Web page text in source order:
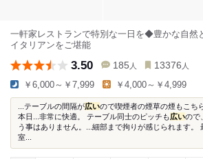
一軒家レストランで特別な一日を◆豊かな自然
イタリアンをご堪能
3.50 185 人 13376 人
￥6,000～￥7,999 ￥4,000～￥4,999
...テーブルの間隔が広いので喫煙者の煙草の煙もこち
本日...非常に快適。 テーブル同士のピッチも広いので
う事はありません。...細部まで拘りが感じられます。
室...